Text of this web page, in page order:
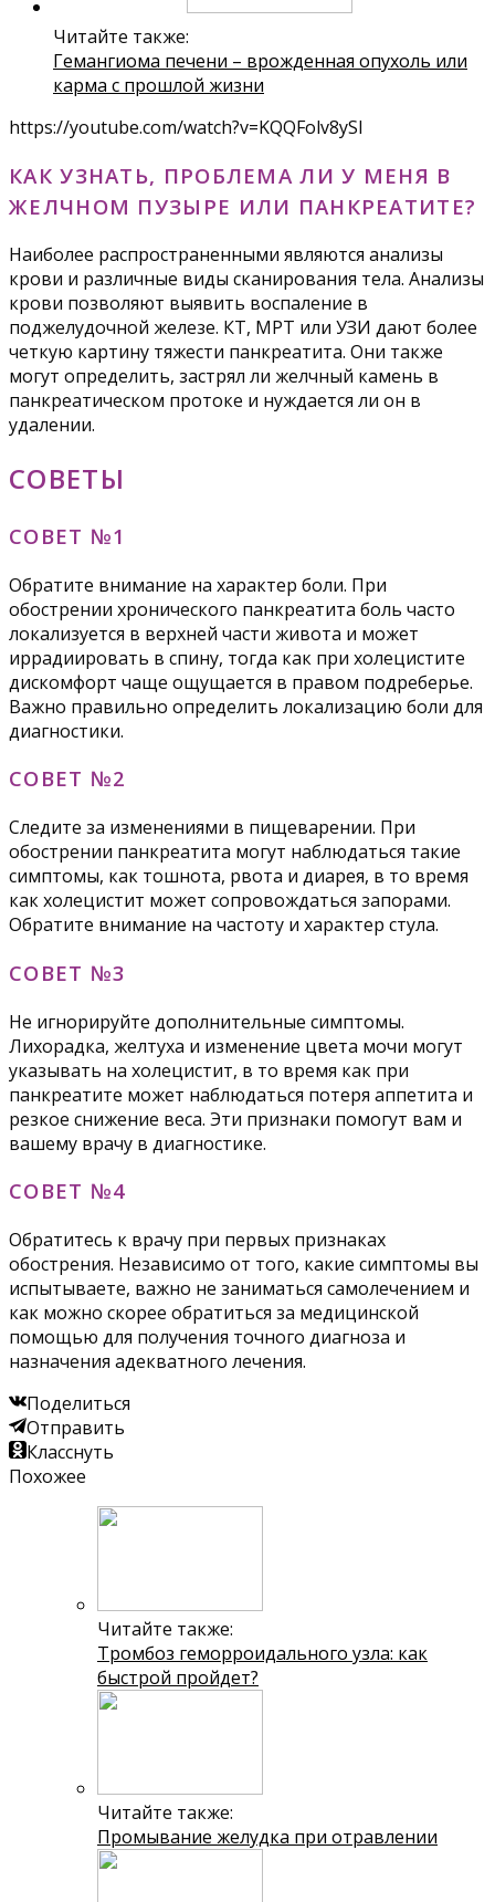
Читайте также:
Гемангиома печени – врожденная опухоль или
карма с прошлой жизни
https://youtube.com/watch?v=KQQFolv8ySI
КАК УЗНАТЬ, ПРОБЛЕМА ЛИ У МЕНЯ В
ЖЕЛЧНОМ ПУЗЫРЕ ИЛИ ПАНКРЕАТИТЕ?
Наиболее распространенными являются анализы
крови и различные виды сканирования тела. Анализы
крови позволяют выявить воспаление в
поджелудочной железе. КТ, МРТ или УЗИ дают более
четкую картину тяжести панкреатита. Они также
могут определить, застрял ли желчный камень в
панкреатическом протоке и нуждается ли он в
удалении.
СОВЕТЫ
СОВЕТ №1
Обратите внимание на характер боли. При
обострении хронического панкреатита боль часто
локализуется в верхней части живота и может
иррадиировать в спину, тогда как при холецистите
дискомфорт чаще ощущается в правом подреберье.
Важно правильно определить локализацию боли для
диагностики.
СОВЕТ №2
Следите за изменениями в пищеварении. При
обострении панкреатита могут наблюдаться такие
симптомы, как тошнота, рвота и диарея, в то время
как холецистит может сопровождаться запорами.
Обратите внимание на частоту и характер стула.
СОВЕТ №3
Не игнорируйте дополнительные симптомы.
Лихорадка, желтуха и изменение цвета мочи могут
указывать на холецистит, в то время как при
панкреатите может наблюдаться потеря аппетита и
резкое снижение веса. Эти признаки помогут вам и
вашему врачу в диагностике.
СОВЕТ №4
Обратитесь к врачу при первых признаках
обострения. Независимо от того, какие симптомы вы
испытываете, важно не заниматься самолечением и
как можно скорее обратиться за медицинской
помощью для получения точного диагноза и
назначения адекватного лечения.
Поделиться
Отправить
Класснуть
Похожее
Читайте также:
Тромбоз геморроидального узла: как
быстрой пройдет?
Читайте также:
Промывание желудка при отравлении